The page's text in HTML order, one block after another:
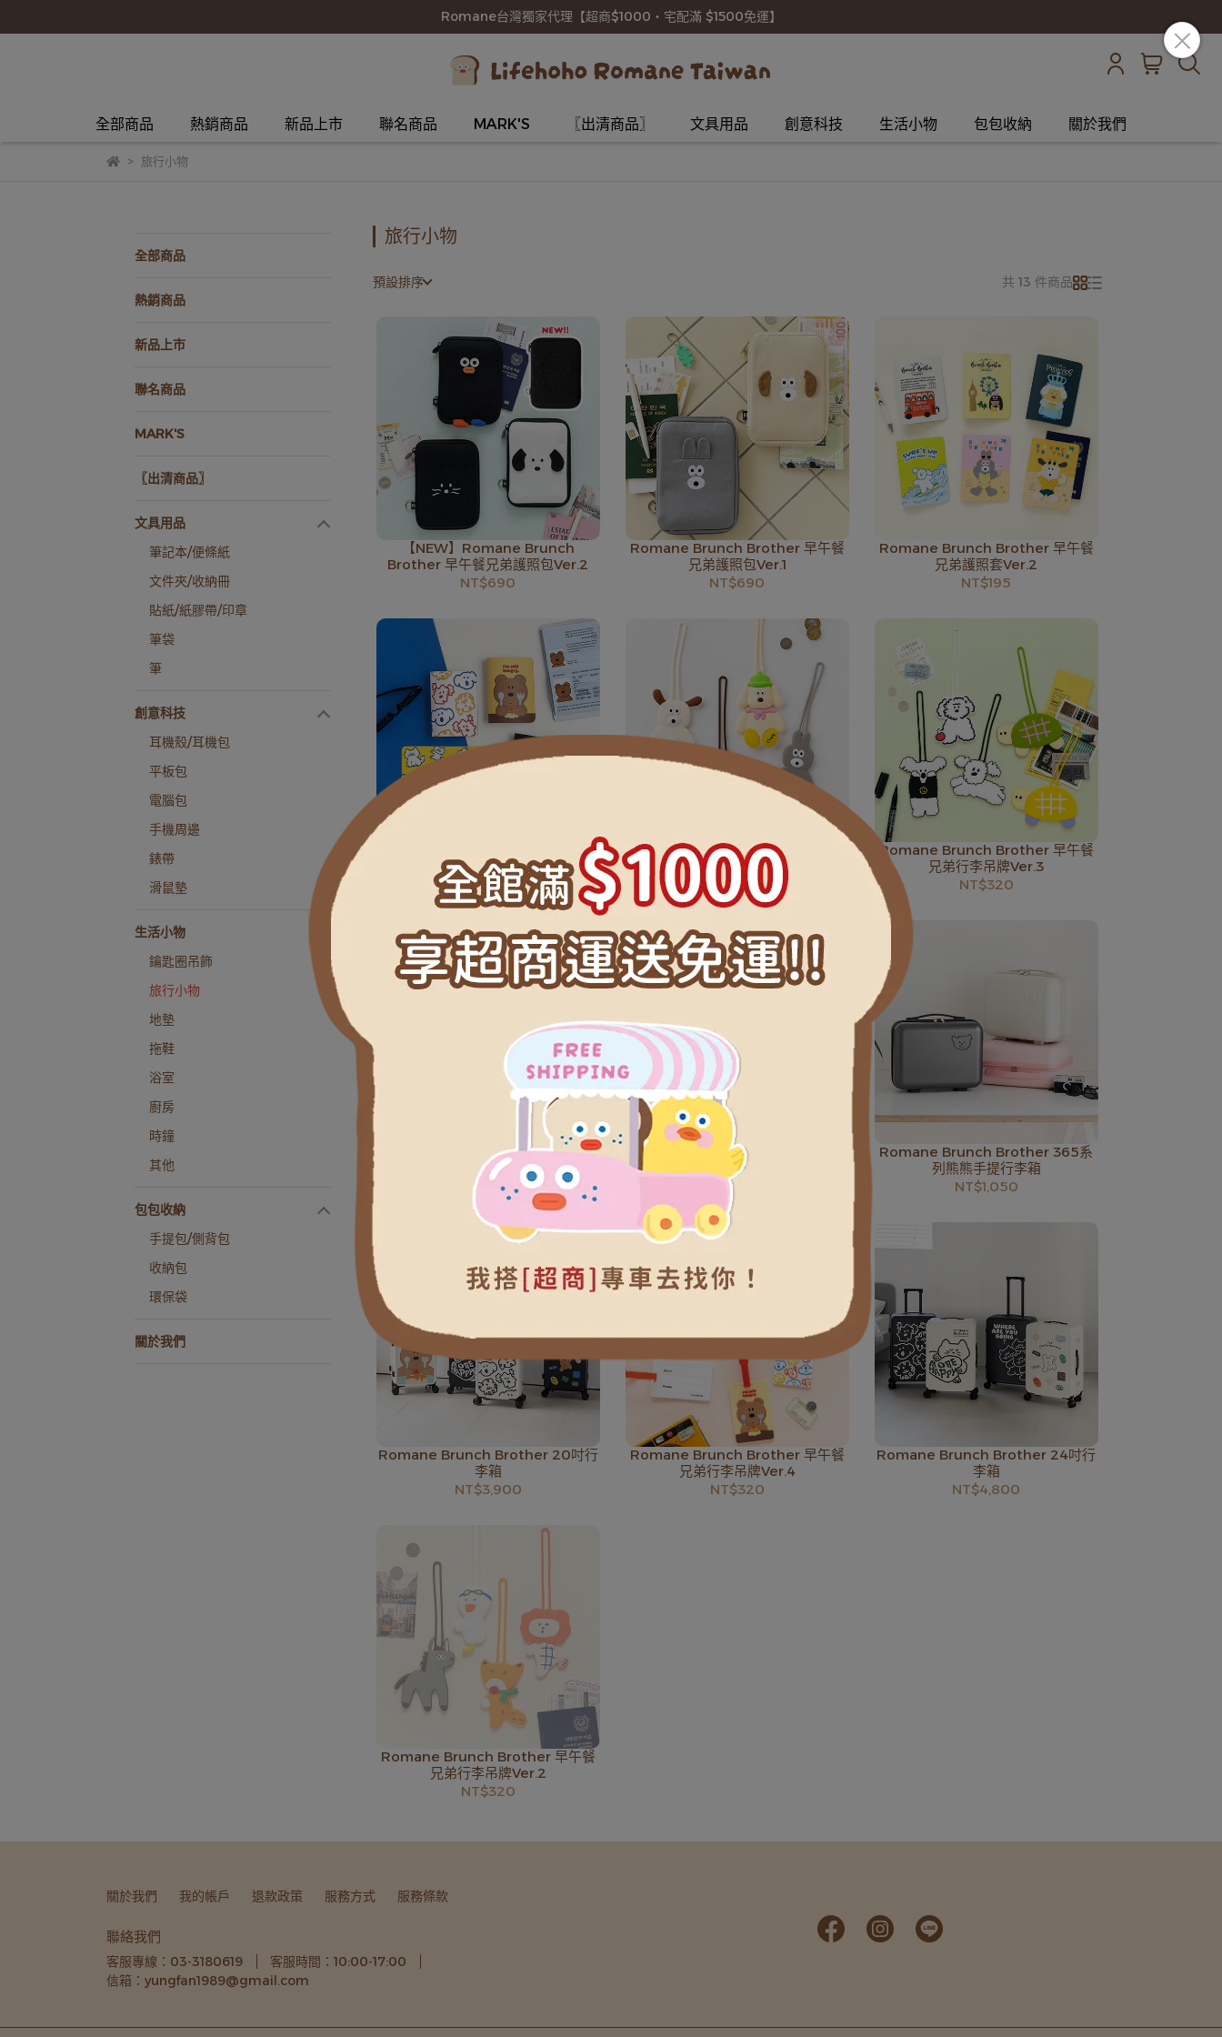
Romane台灣獨家代理【超商$1000・宅配滿 $1500免運】
全部商品 熱銷商品 新品上市 聯名商品 MARK'S 〖出清商品〗 文具用品 創意科技 生活小物 包包收納 關於我們
旅行小物
全部商品
熱銷商品
新品上市
聯名商品
MARK'S
〖出清商品〗
文具用品
筆記本/便條紙
文件夾/收納冊
貼紙/紙膠帶/印章
筆袋
筆
創意科技
耳機殼/耳機包
平板包
電腦包
手機周邊
錶帶
滑鼠墊
生活小物
鑰匙圈吊飾
旅行小物
地墊
拖鞋
浴室
廚房
時鐘
其他
包包收納
手提包/側背包
收納包
環保袋
關於我們
旅行小物
預設排序 共 13 件商品
【NEW】Romane Brunch
Brother 早午餐兄弟護照包Ver.2
NT$690
Romane Brunch Brother 早午餐
兄弟護照包Ver.1
NT$690
Romane Brunch Brother 早午餐
兄弟護照套Ver.2
NT$195
Romane Brunch Brother 早午餐
兄弟護照套Ver.3
NT$195
Romane Brunch brother 早午餐
兄弟行李吊牌Ver.1
NT$320
Romane Brunch Brother 早午餐
兄弟行李吊牌Ver.3
NT$320
Romane Brunch Brother 旅行轉
接頭
NT$1,980
Romane Brunch Brother 早午餐
兄弟護照套Ver.1
NT$195
Romane Brunch Brother 365系
列熊熊手提行李箱
NT$1,050
Romane Brunch Brother 20吋行
李箱
NT$3,900
Romane Brunch Brother 早午餐
兄弟行李吊牌Ver.4
NT$320
Romane Brunch Brother 24吋行
李箱
NT$4,800
Romane Brunch Brother 早午餐
兄弟行李吊牌Ver.2
NT$320
關於我們 我的帳戶 退款政策 服務方式 服務條款
聯絡我們
客服專線：03-3180619
客服時間：10:00-17:00
信箱：yungfan1989@gmail.com